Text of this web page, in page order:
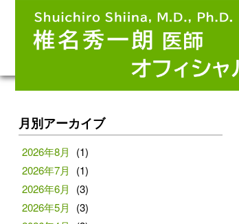
月別アーカイブ
2026年8月
(1)
2026年7月
(1)
2026年6月
(3)
2026年5月
(3)